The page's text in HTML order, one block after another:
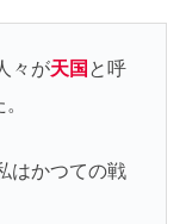
々が天国と呼
はかつての戦